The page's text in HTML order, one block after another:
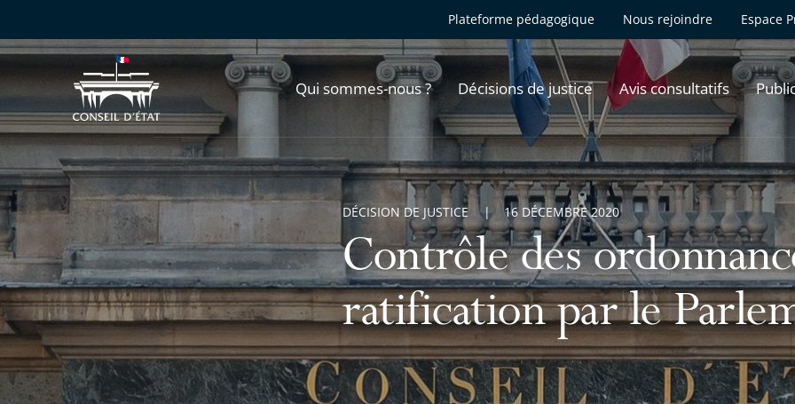
Plateforme pédagogique Nous rejoindre Espace
Qui sommes-nous ? Décisions de justice Avis consultatifs
Contrôle des
ratification par le
DÉCISION DE JUSTICE 16 DÉCEMBRE 2020